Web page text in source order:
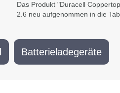
Das Produkt "Duracell
2.6 neu aufgenommen in die
Batterieladegeräte